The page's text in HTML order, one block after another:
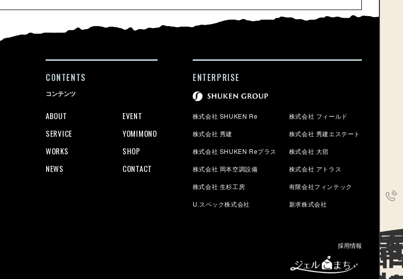
CONTENTS
コンテンツ
ABOUT
EVENT
SERVICE
YOMIMONO
WORKS
SHOP
NEWS
CONTACT
ENTERPRISE
株式会社 SHUKEN Re 株式会社 フィールド
株式会社 秀建 株式会社 秀建エステート
株式会社 SHUKEN Reプラス 株式会社 大宿
株式会社 岡本空調設備 株式会社 アトラス
株式会社 生杉工房 有限会社フィンテック
U.スペック株式会社 新求株式会社
採用情報
電話